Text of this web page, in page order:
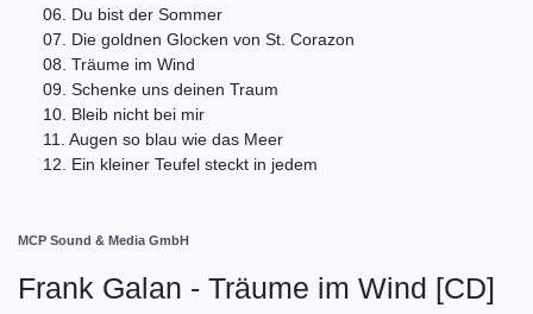
06. Du bist der Sommer
07. Die goldnen Glocken von St. Corazon
08. Träume im Wind
09. Schenke uns deinen Traum
10. Bleib nicht bei mir
11. Augen so blau wie das Meer
12. Ein kleiner Teufel steckt in jedem
MCP Sound & Media GmbH
Frank Galan - Träume im Wind [CD]